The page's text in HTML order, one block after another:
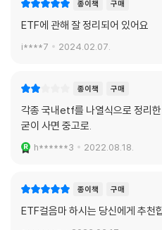
종이책 구매
ETF에 관해 잘 정리되어 있어요
i****7 2024.02.07.
종이책 구매
각종 국내etf를 나열식으로 정리
굳이 사면 중고로.
h******3 2022.08.18.
종이책 구매
ETF걸음마 하시는 당신에게 추천